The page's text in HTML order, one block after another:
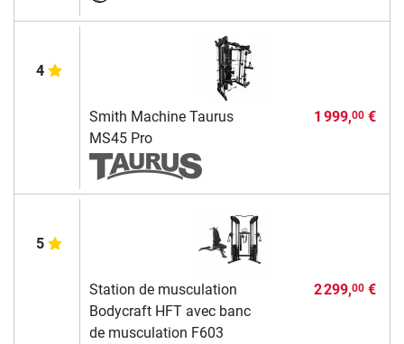
4
Smith Machine Taurus
MS45 Pro
1 999,00€
5
Station de musculation
Bodycraft HFT avec banc
de musculation F603
2 299,00€